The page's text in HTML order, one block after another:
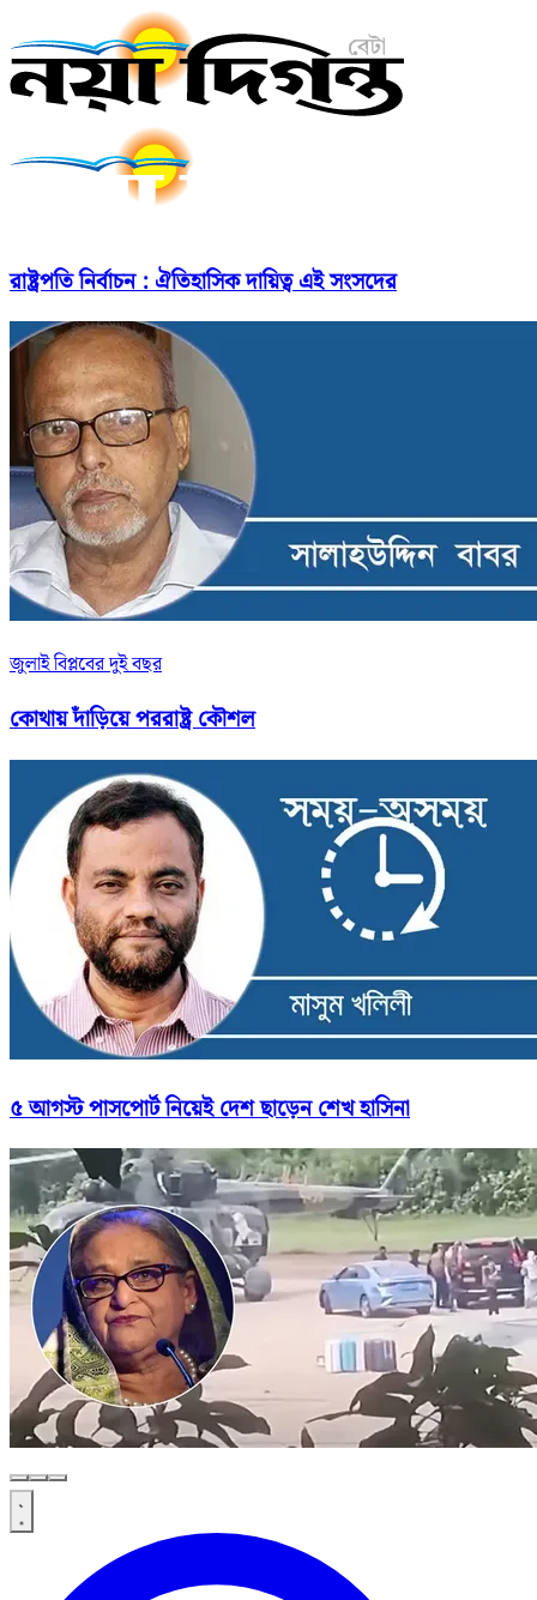
রাষ্ট্রপতি নির্বাচন : ঐতিহাসিক দায়িত্ব এই সংসদের
জুলাই বিপ্লবের দুই বছর
কোথায় দাঁড়িয়ে পররাষ্ট্র কৌশল
৫ আগস্ট পাসপোর্ট নিয়েই দেশ ছাড়েন শেখ হাসিনা